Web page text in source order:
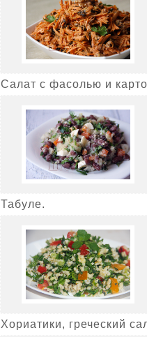
Салат с фасолью и
Табуле.
Хориатики, греческий